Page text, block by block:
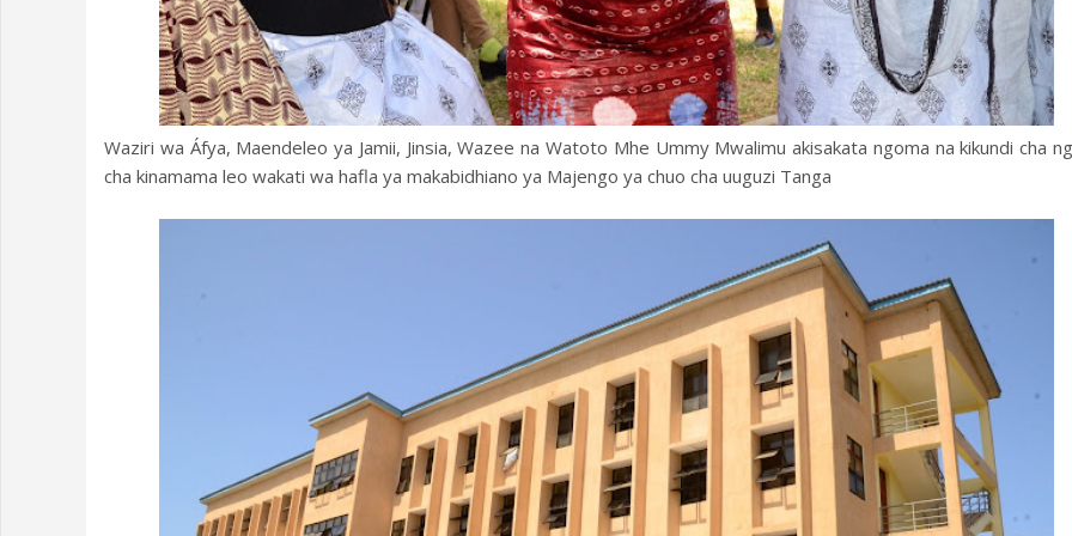
Waziri wa Áfya, Maendeleo ya Jamii, Jinsia, Wazee na Watoto Mhe Ummy Mwalimu akisakata ngoma na kikundi cha
cha kinamama leo wakati wa hafla ya makabidhiano ya Majengo ya chuo cha uuguzi Tanga